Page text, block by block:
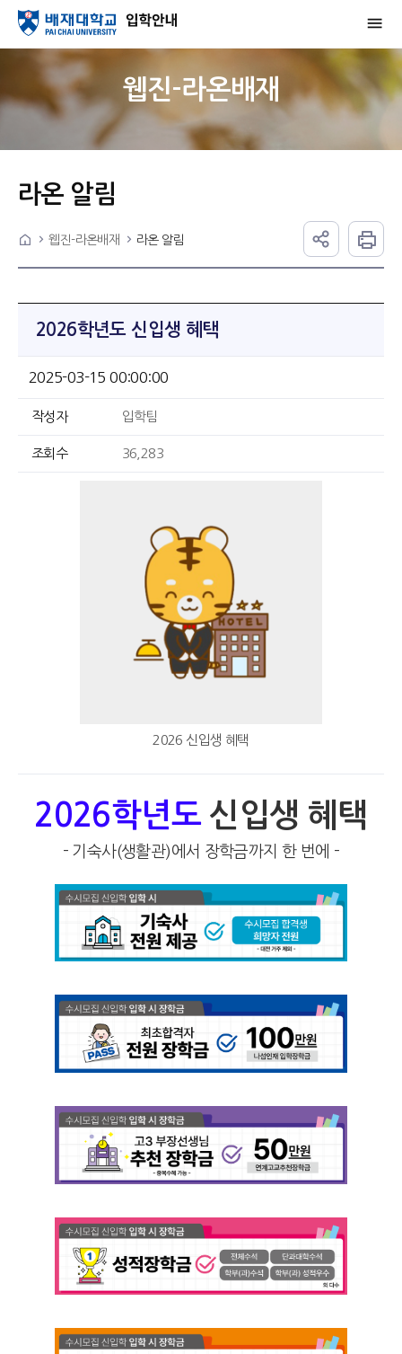
웹진-라온배재
라온 알림
웹진-라온배재 라온 알림
2026학년도 신입생 혜택
2025-03-15 00:00:00
작성자 입학팀
조회수 36,283
2026 신입생 혜택
2026학년도 신입생 혜택
- 기숙사(생활관)에서 장학금까지 한 번에 -